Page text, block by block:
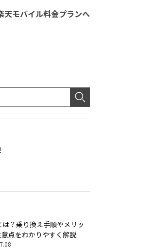
天モバイル料金プランへ
は？乗り換え手順やメリッ
意点をわかりやすく解説